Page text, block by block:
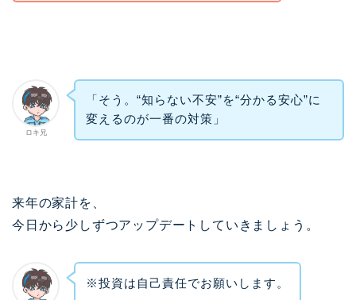
ロキ兄
「そう。“知らない不安”を“分かる安心”に
変えるのが一番の対策」
来年の家計を、
今日から少しずつアップデートしていきましょう。
※投資は自己責任でお願いします。